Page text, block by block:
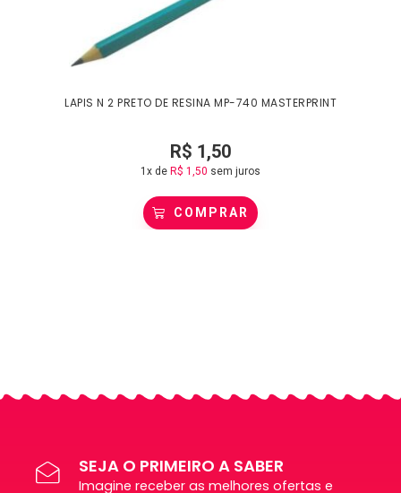
LAPIS N 2 PRETO DE RESINA MP-740 MASTERPRINT
R$ 1,50
1x de R$ 1,50 sem juros
COMPRAR
SEJA O PRIMEIRO A SABER
Imagine receber as melhores ofertas e